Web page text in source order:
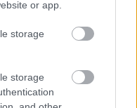
or app.
storage
storage